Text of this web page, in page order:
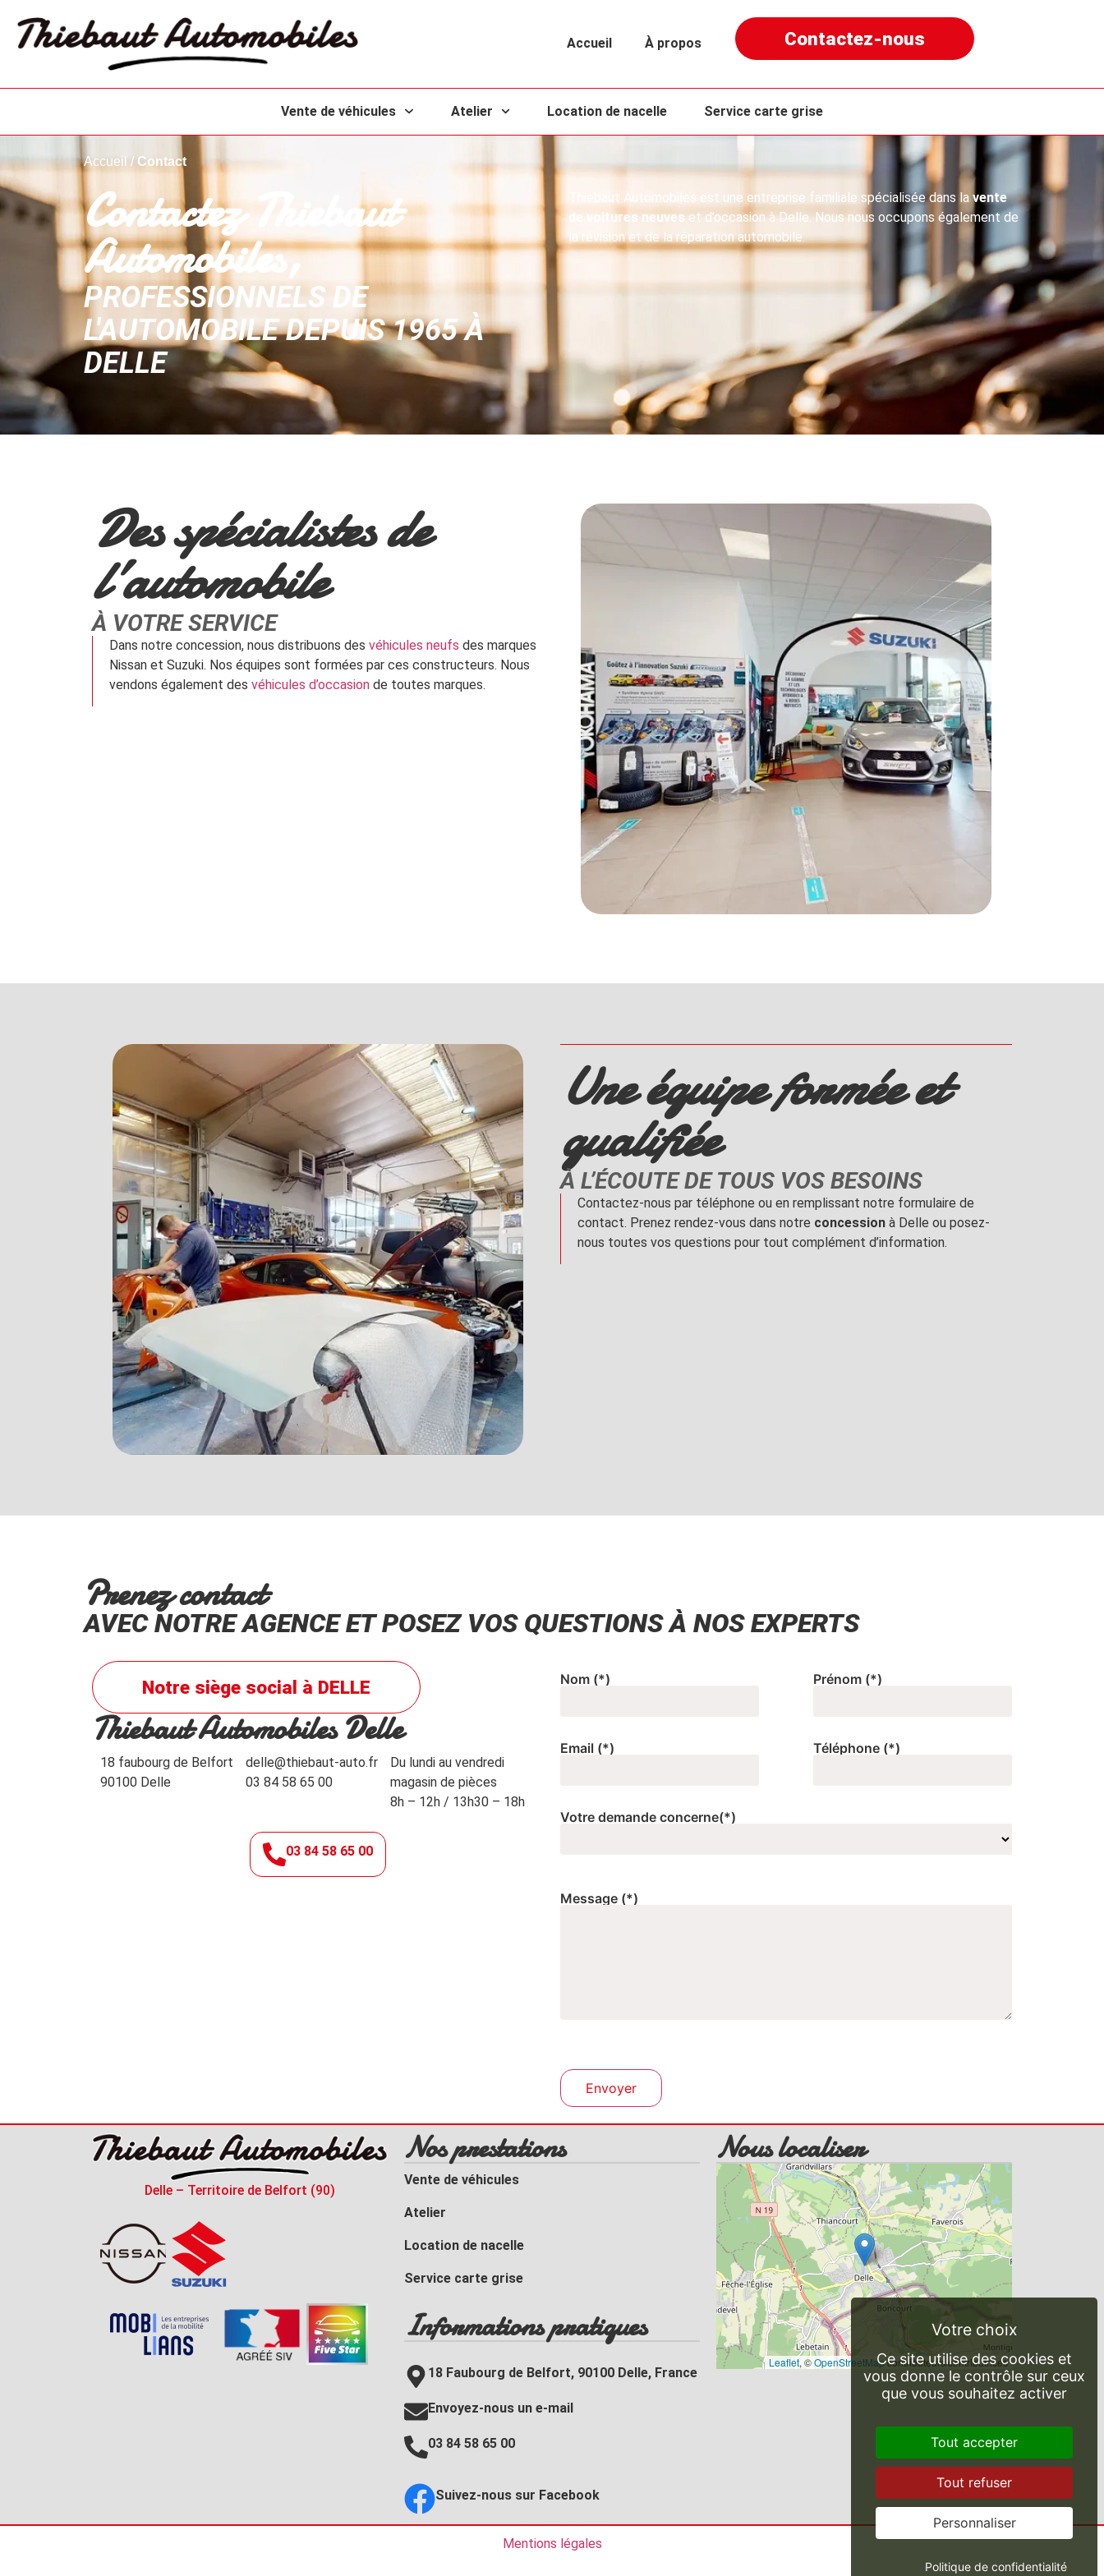
Accueil À propos Contactez-nous
Vente de véhicules Atelier Location de nacelle Service carte grise
Accueil /Contact
Contactez Thiebaut
Automobiles,
PROFESSIONNELS DE
L'AUTOMOBILE DEPUIS 1965 À
DELLE
Thiebaut Automobiles est une entreprise familiale spécialisée dans la vente
de voitures neuves et d’occasion à Delle. Nous nous occupons également de
la révision et de la réparation automobile.
Des spécialistes de
l’automobile
À VOTRE SERVICE
Dans notre concession, nous distribuons des véhicules neufs des marques
Nissan et Suzuki. Nos équipes sont formées par ces constructeurs. Nous
vendons également des véhicules d’occasion de toutes marques.
Une équipe formée et
qualifiée
À L’ÉCOUTE DE TOUS VOS BESOINS
Contactez-nous par téléphone ou en remplissant notre formulaire de
contact. Prenez rendez-vous dans notre concession à Delle ou posez-
nous toutes vos questions pour tout complément d’information.
Prenez contact
AVEC NOTRE AGENCE ET POSEZ VOS QUESTIONS À NOS EXPERTS
Notre siège social à DELLE
Thiebaut Automobiles Delle
18 faubourg de Belfort
90100 Delle
delle@thiebaut-auto.fr
03 84 58 65 00
Du lundi au vendredi
magasin de pièces
8h – 12h / 13h30 – 18h
03 84 58 65 00
Nom (*) Prénom (*)
Email (*) Téléphone (*)
Votre demande concerne(*)
Message (*)
Delle – Territoire de Belfort (90)
Nos prestations
Vente de véhicules
Atelier
Location de nacelle
Service carte grise
Informations pratiques
18 Faubourg de Belfort, 90100 Delle, France
Envoyez-nous un e-mail
03 84 58 65 00
Suivez-nous sur Facebook
Nous localiser
Leaflet, ©OpenStreetMapcontributeurs/contributrices
Mentions légales
Ce site utilise des cookies et
vous donne le contrôle sur ceux
que vous souhaitez activer
Tout accepter
Tout refuser
Personnaliser
Politique de confidentialité